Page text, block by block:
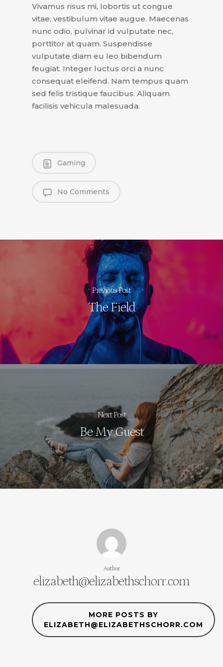
Vivamus risus mi, lobortis ut congue
vitae, vestibulum vitae augue. Maecenas
nunc odio, pulvinar id vulputate nec,
porttitor at quam. Suspendisse
vulputate diam eu leo bibendum
feugiat. Integer luctus orci a nunc
consequat eleifend. Nam tempus quam
sed felis tristique faucibus. Aliquam
facilisis vehicula malesuada.
Gaming
No Comments
Previous Post
The Field
Next Post
Be My Guest
Author
elizabeth@elizabethschorr.com
MORE POSTS BY
ELIZABETH@ELIZABETHSCHORR.COM